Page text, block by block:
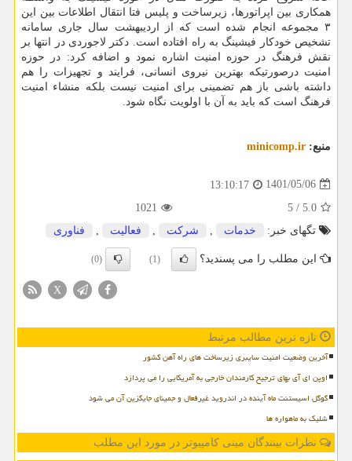
همکاری بین اپراتورها، زیرساخت و پلیس فتا انتقال اطلاعات بین این
۳ مجموعه انجام شده است که از اردیبهشت سال جاری سامانه
تشخیص خودکار فیشینگ به راه افتاده است. دکتر لاجوردی در انتها بر
نقش فرهنگ در حوزه امنیت اشاره نمود و اضافه کرد: در حوزه
امنیت درصورتیکه بهترین نیروی انسانی، فرایند و تجهیزات را هم
داشته باشی باز هم تضمینی برای امنیت نیست بلکه منشاء امنیت
فرهنگ است که باید به آن با اولویت نگاه شود.
منبع: minicomp.ir
1401/05/06
13:10:17
5.0
/
5
1021
تگهای خبر:
خدمات شركت فعالیت فناوری
این مطلب را می پسندید؟ (1)
(0)
X
تازه ترین مطالب مرتبط
آخرین وضعیت امنیت سایبری زیرساخت های راه آهن کشور
اوپن ای آی بهای ترجیح کارمندان خارجی به آمریکایی را می پردازد
گوگل اسیستنت ماه آینده در اندروید غیرفعال و جمینای جایگزین آن می شود
شلیک به ماهواره ها
نظرات بینندگان مینی کامپیوتر در مورد این مطلب